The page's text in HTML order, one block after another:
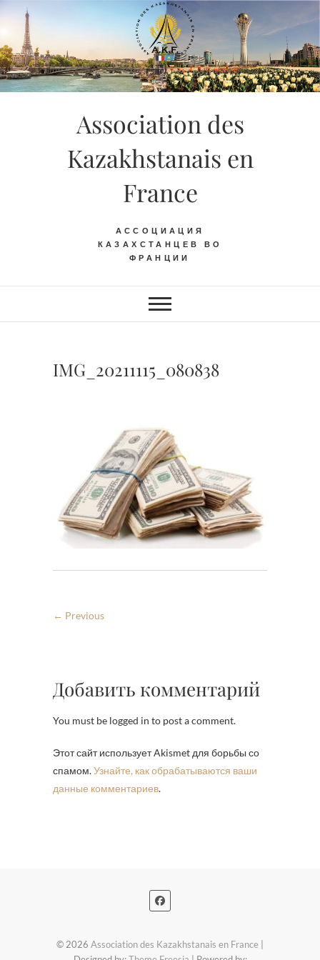
Skip
content
Association des
Kazakhstanais en
France
АССОЦИАЦИЯ
КАЗАХСТАНЦЕВ ВО
ФРАНЦИИ
IMG_20211115_080838
← Previous
Добавить комментарий
You must be logged in to post a comment.
Этот сайт использует Akismet для борьбы со
спамом.Узнайте, как обрабатываются ваши
данные комментариев.
© 2026 Association des Kazakhstanais en France